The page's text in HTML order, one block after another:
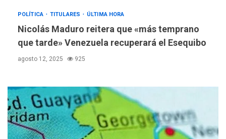
POLÍTICA TITULARES ÚLTIMA HORA
Nicolás Maduro reitera que «más temprano
que tarde» Venezuela recuperará el Esequibo
agosto 12, 2025 925
desde el primer momento
tras terremotos del 24J
asegura Gustavo Duque
4
Guatemala por erupción de
volcán de Fuego
GUERRA EN EL MUNDO
TITULARES
ÚLTIMA HORA